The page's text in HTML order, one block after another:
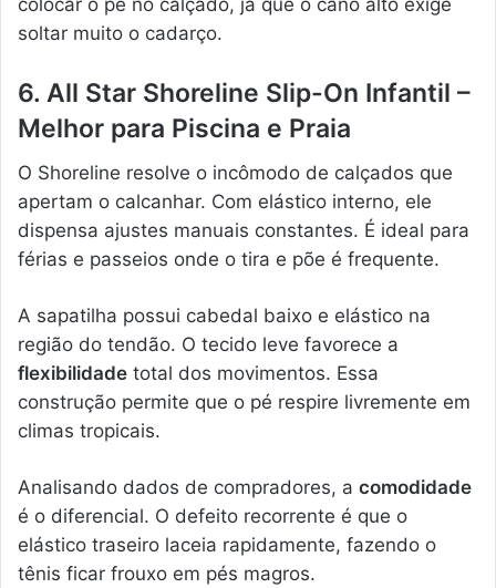
soltar muito o cadarço.
6. All Star Shoreline Slip-On Infantil –
Melhor para Piscina e Praia
O Shoreline resolve o incômodo de calçados que
apertam o calcanhar. Com elástico interno, ele
dispensa ajustes manuais constantes. É ideal para
férias e passeios onde o tira e põe é frequente.
A sapatilha possui cabedal baixo e elástico na
região do tendão. O tecido leve favorece a
flexibilidade total dos movimentos. Essa
construção permite que o pé respire livremente em
climas tropicais.
Analisando dados de compradores, a comodidade
é o diferencial. O defeito recorrente é que o
elástico traseiro laceia rapidamente, fazendo o
tênis ficar frouxo em pés magros.